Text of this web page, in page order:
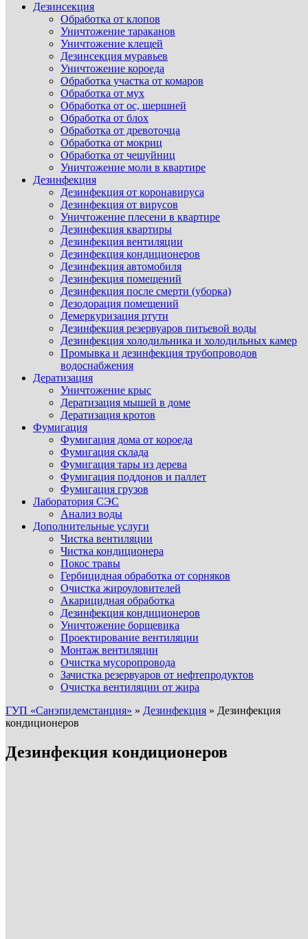
Дезинсекция
Обработка от клопов
Уничтожение тараканов
Уничтожение клещей
Дезинсекция муравьев
Уничтожение короеда
Обработка участка от комаров
Обработка от мух
Обработка от ос, шершней
Обработка от блох
Обработка от древоточца
Обработка от мокриц
Обработка от чешуйниц
Уничтожение моли в квартире
Дезинфекция
Дезинфекция от коронавируса
Дезинфекция от вирусов
Уничтожение плесени в квартире
Дезинфекция квартиры
Дезинфекция вентиляции
Дезинфекция кондиционеров
Дезинфекция автомобиля
Дезинфекция помещений
Дезинфекция после смерти (уборка)
Дезодорация помещений
Демеркуризация ртути
Дезинфекция резервуаров питьевой воды
Дезинфекция холодильника и холодильных камер
Промывка и дезинфекция трубопроводов
водоснабжения
Дератизация
Уничтожение крыс
Дератизация мышей в доме
Дератизация кротов
Фумигация
Фумигация дома от короеда
Фумигация склада
Фумигация тары из дерева
Фумигация поддонов и паллет
Фумигация грузов
Лаборатория СЭС
Анализ воды
Дополнительные услуги
Чистка вентиляции
Чистка кондиционера
Покос травы
Гербицидная обработка от сорняков
Очистка жироуловителей
Акарицидная обработка
Дезинфекция кондиционеров
Уничтожение борщевика
Проектирование вентиляции
Монтаж вентиляции
Очистка мусоропровода
Зачистка резервуаров от нефтепродуктов
Очистка вентиляции от жира
ГУП «Санэпидемстанция» » Дезинфекция » Дезинфекция
кондиционеров
Дезинфекция кондиционеров